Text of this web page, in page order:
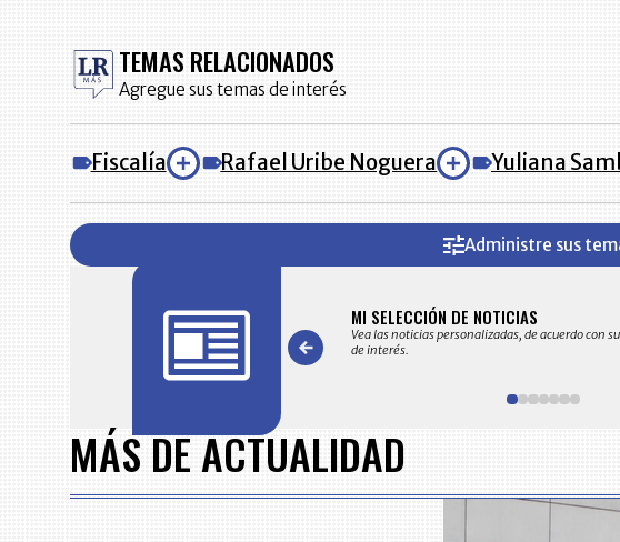
TEMAS RELACIONADOS
Agregue sus temas de interés
Fiscalía Rafael Uribe Noguera Yuliana
Administre sus
en su correo electrónico las noticias seleccionadas por nuestro
MI SELECCIÓN DE NOTICIAS
Vea las noticias personalizadas, de acuerdo con
de interés.
of
7
MÁS DE ACTUALIDAD